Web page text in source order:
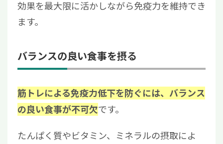
効果を最大限に活かしながら免疫力を維持でき
ます。
バランスの良い食事を摂る
筋トレによる免疫力低下を防ぐには、バランス
の良い食事が不可欠です。
たんぱく質やビタミン、ミネラルの摂取によ